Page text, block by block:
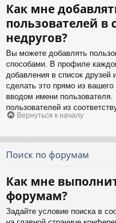
Как мне
пользователей в
недругов?
Вы можете добавлять
способами. В профиле
добавления в список
сделать это прямо из
вводом имени
пользователей из
Вернуться к началу
Поиск по форумам
Как мне
форумам?
Задайте условие поиска в